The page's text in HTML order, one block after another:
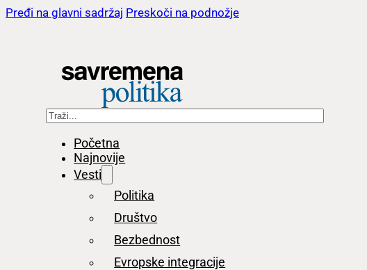
Pređi na glavni sadržaj Preskoči na podnožje
Pretraga
Početna
Najnovije
Vesti
Politika
Društvo
Bezbednost
Evropske integracije